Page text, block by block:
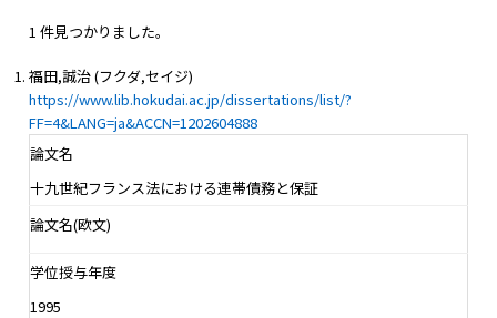
1 件見つかりました。
福田,誠治 (フクダ,セイジ)
https://www.lib.hokudai.ac.jp/dissertations/list/?
FF=4&LANG=ja&ACCN=1202604888
論文名
十九世紀フランス法における連帯債務と保証
論文名(欧文)
学位授与年度
1995